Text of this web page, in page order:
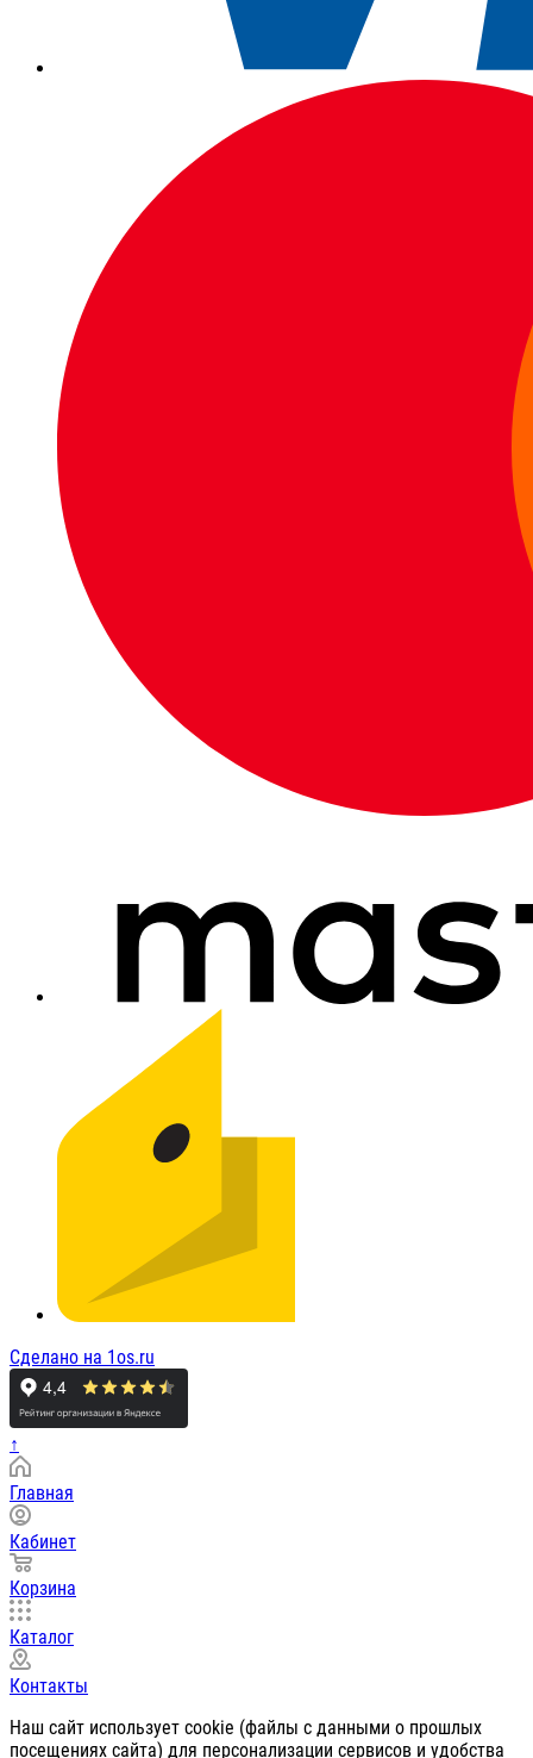
Сделано на 1os.ru
↑
Главная
Кабинет
Корзина
Каталог
Контакты
Наш сайт использует cookie (файлы с данными о прошлых
посещениях сайта) для персонализации сервисов и удобства